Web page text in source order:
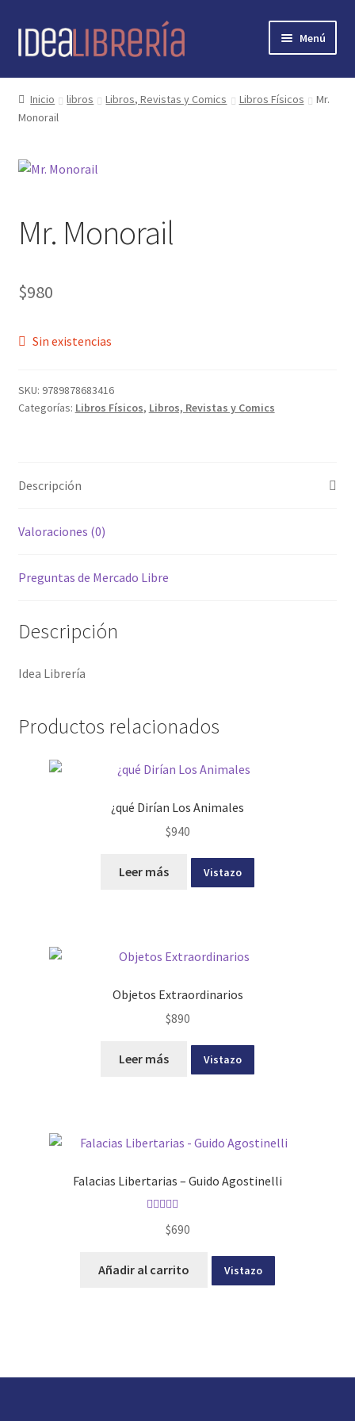
Ir
Ir
Menú
Inicio
contacto
libros
nosotros
novedades
Inicio libros Libros, Revistas y Comics Libros Físicos
Mr.
Monorail
Mr. Monorail
$980
Sin existencias
SKU: 9789878683416
Categorías: Libros Físicos, Libros, Revistas y Comics
Descripción
Valoraciones (0)
Preguntas de Mercado Libre
Descripción
Idea Librería
Productos relacionados
¿qué Dirían Los Animales
$940
Leer más Vistazo
Objetos Extraordinarios
$890
Leer más Vistazo
Falacias Libertarias – Guido Agostinelli
5.00
$690
Añadir al carrito Vistazo